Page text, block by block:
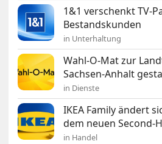
1&1 verschenkt TV-
Bestandskunden
in Unterhaltung
Wahl-O-Mat zur
Sachsen-Anhalt
in Dienste
IKEA Family ändert
dem neuen Second-
in Handel